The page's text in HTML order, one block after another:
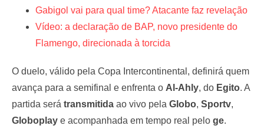
Gabigol vai para qual time? Atacante faz revelação
Vídeo: a declaração de BAP, novo presidente do
Flamengo, direcionada à torcida
O duelo, válido pela Copa Intercontinental, definirá quem
avança para a semifinal e enfrenta o Al-Ahly, do Egito. A
partida será transmitida ao vivo pela Globo, Sportv,
Globoplay e acompanhada em tempo real pelo ge.